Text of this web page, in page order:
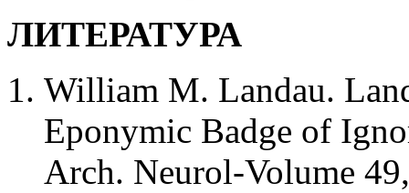
ЛИТЕРАТУРА
William M. Landau.
Eponymic Badge of
Arch. Neurol-Volume